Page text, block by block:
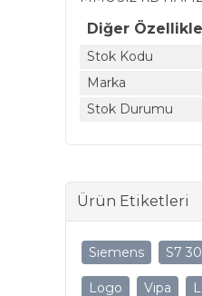
Diğer
Stok Kodu
Marka
Stok Durumu
Ürün Etiketleri
Sıemens S7
Logo Vıpa